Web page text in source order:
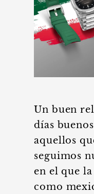
Un buen
días
aquellos
seguimos
en el que
como